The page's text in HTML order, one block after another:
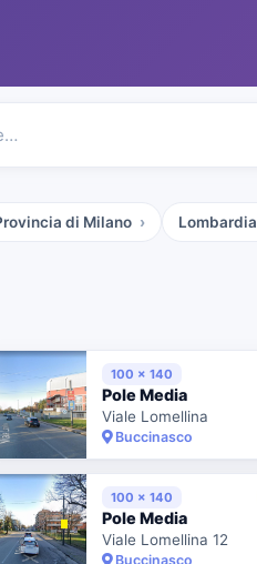
di Milano Lombardia
100 x 140
Pole Media
Viale Lomellina
Buccinasco
100 x 140
Pole Media
Viale Lomellina 12
Buccinasco